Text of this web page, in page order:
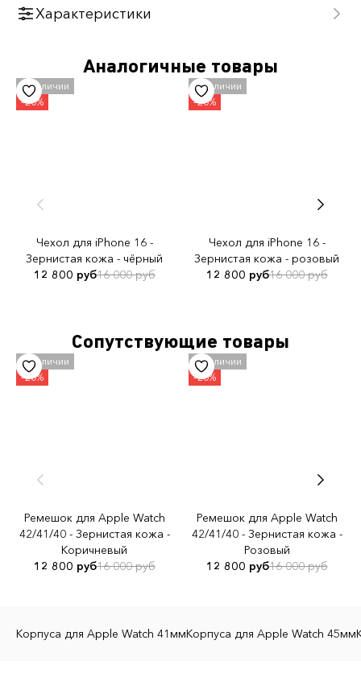
Характеристики
Чехол для iPhone
Бренд
Материал чехла
Совместимость с iPhone
16 Pro/ 16 ProMax
Аналогичные товары
Чехол для iPhone 16 -
Зернистая кожа - чёрный
12 800 руб16 000 руб
Чехол для iPhone 16 -
Зернистая кожа - розовый
12 800 руб16 000 руб
Сопутствующие товары
Ремешок для Apple Watch
42/41/40 - Зернистая кожа -
Коричневый
12 800 руб16 000 руб
Ремешок для Apple Watch
42/41/40 - Зернистая кожа -
Розовый
12 800 руб16 000 руб
Корпуса для Apple Watch 41ммКорпуса для Apple Watch 45мм